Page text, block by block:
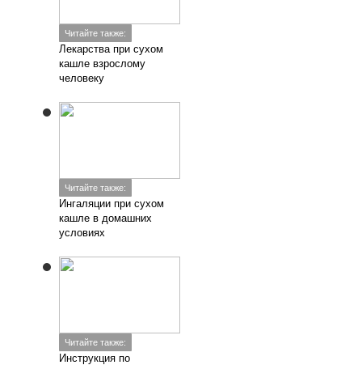
Читайте также:
Лекарства при сухом
кашле взрослому
человеку
Читайте также:
Ингаляции при сухом
кашле в домашних
условиях
Читайте также:
Инструкция по